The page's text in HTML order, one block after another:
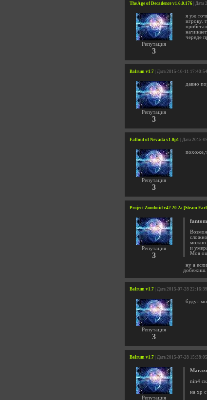
The Age of Decadence v1.6.0.176 | Дата
Репутация
3
я уж
игроку.
череде
Balrum v1.7 | Дата 2015-10-11 17:40:54
Репутация
3
давно
Fallout of Nevada v1.0p1 | Дата 2015-
Репутация
3
Project Zomboid v42.20.2a [Steam
Репутация
3
можно
и
Моя
ну а
добежиш.
Balrum v1.7 | Дата 2015-07-28 22:16:39
Репутация
3
будут
Balrum v1.7 | Дата 2015-07-28 15:38:05
Репутация
nin4
на хр